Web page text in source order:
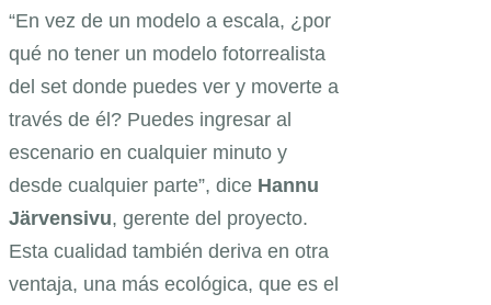
“En vez de un modelo a escala, ¿por
qué no tener un modelo fotorrealista
del set donde puedes ver y moverte a
través de él? Puedes ingresar al
escenario en cualquier minuto y
desde cualquier parte”, dice Hannu
Järvensivu, gerente del proyecto.
Esta cualidad también deriva en otra
ventaja, una más ecológica, que es el